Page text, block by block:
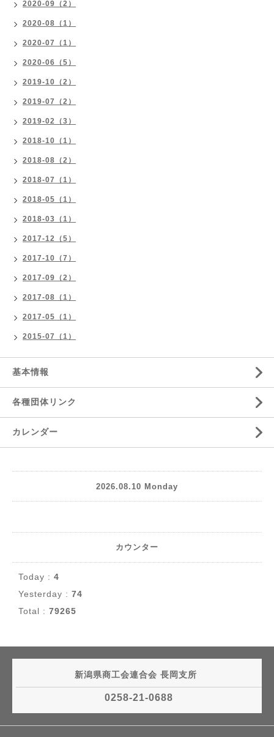
2020-09（2）
2020-08（1）
2020-07（1）
2020-06（5）
2019-10（2）
2019-07（2）
2019-02（3）
2018-10（1）
2018-08（2）
2018-07（1）
2018-05（1）
2018-03（1）
2017-12（5）
2017-10（7）
2017-09（2）
2017-08（1）
2017-05（1）
2015-07（1）
基本情報
各種団体リンク
カレンダー
2026.08.10 Monday
カウンター
Today : 4
Yesterday : 74
Total : 79265
新潟県商工会連合会 長岡支所
0258-21-0688